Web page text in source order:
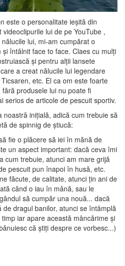
este o personalitate ieșită din
lui de pe YouTube ,
lui, mi-am cumpărat o
întâlnit face to face. Claes cu mulți
și pentru alții lansete
a creat nălucile lui legendare
etc. El ca om este foarte
produsele lui nu poate fi
serios de articole de pescuit sportiv.
inițială, adică cum trebuie să
de spinnig de știucă:
fie o plăcere să iei în mănă de
un aspect important: dacă ceva îmi
cum trebuie, atunci am mare grijă
pescuit pun înapoi în husă, etc.
făcute, de calitate, atunci țin ani de
când o iau în mână, sau le
să cumpăr una nouă... dacă
dragul banilor, atunci se întâmplă
iar apare această mâncărime și
că știți despre ce vorbesc...)